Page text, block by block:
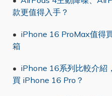
款更值得入手？
• iPhone 16 ProMax值得
箱
• iPhone 16系列比較介紹
買 iPhone 16 Pro？